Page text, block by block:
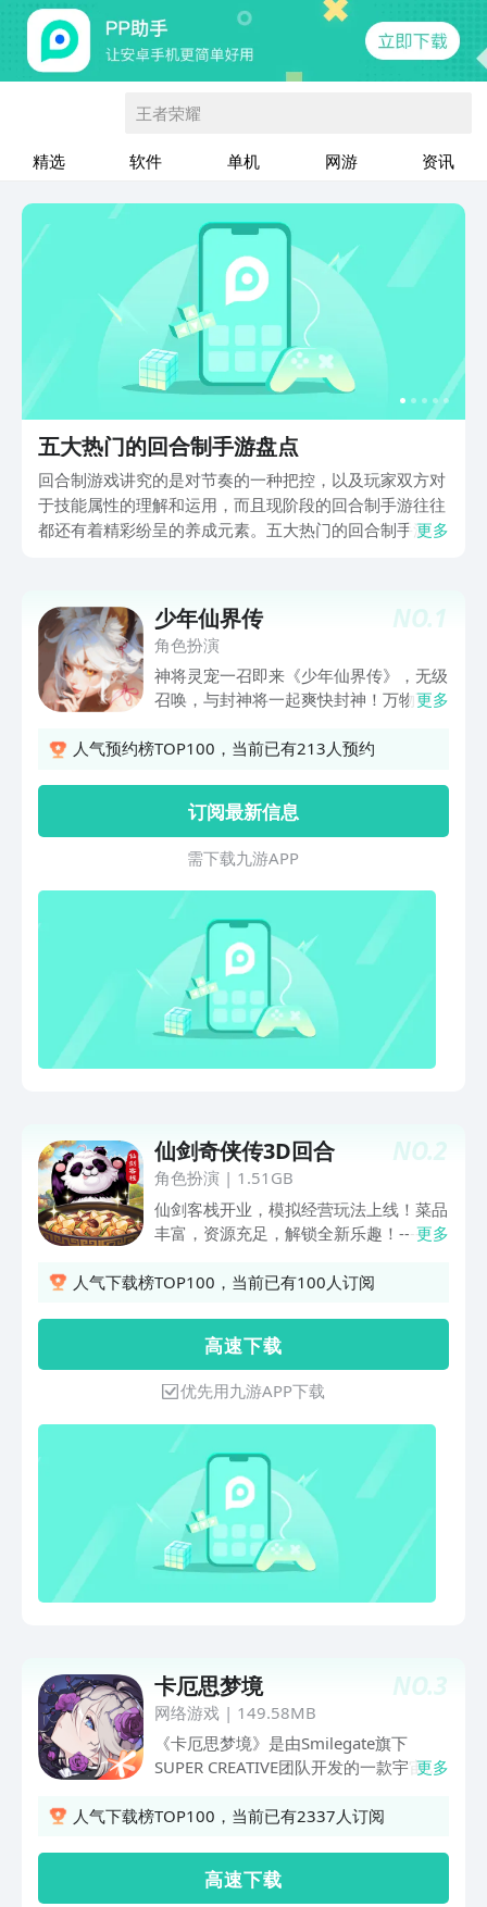
王者荣耀
精选 软件 单机 网游 资讯
五大热门的回合制手游盘点
回合制游戏讲究的是对节奏的一种把控，以及玩家双方对
于技能属性的理解和运用，而且现阶段的回合制手游往往
都还有着精彩纷呈的养成元素。五大热门的回合制手游盘
性价比最高的app了，海量游戏代金券以及成长礼包可以
免费领。
更多
NO.1
少年仙界传
角色扮演
神将灵宠一召即来《少年仙界传》，无级
召唤，与封神将一起爽快封神！万物可爱
以中国封神神话为蓝本，糅合上古神魔传
融合，以玩法创新重塑正统回合制荣光，
匠心重塑国风神话印象，谱写新奇有趣的
少年封神故事。
更多
人气预约榜TOP100，当前已有213人预约
订阅最新信息
需 下 载 九 游 A P P
NO.2
仙剑奇侠传3D回合
角色扮演 | 1.51GB
仙剑客栈开业，模拟经营玩法上线！菜品
丰富，资源充足，解锁全新乐趣！---------
线！1.七日登录送神兵！送神兽！还有超
花费资源大量减少，回归原始怀旧体验！
3.[69级/89级]全新停级玩法，满足不同
玩家娱乐需求，PK、积攒资源两不误。--
---------游戏延续正统mmorpg玩法，回归
回合制游戏最经典畅玩体验！大幅精简游
戏系统，降低学习成本，从手游视角感受
仙剑为几代人带来的美好时光。高福利，
低肝度，回归本真快乐；交易行、PVP、
丰富的社交系统，都可以让你自由释放精
力追逐个人兴趣。首版本两个等级卡点，
可自由选择停留，体验不同阶段乐趣。更
有开服福利、回归大礼等你，8年携手，
更多
人气下载榜TOP100，当前已有100人订阅
高 速 下 载
优先用九游APP下载
NO.3
卡厄思梦境
网络游戏| 149.58MB
《卡厄思梦境》是由Smilegate旗下
SUPER CREATIVE团队开发的一款宇宙黑
仅可以在暗黑深空中探索卡厄思之谜，体
策略与脑力成为拯救命运的底牌！
更多
人气下载榜TOP100，当前已有2337人订阅
高 速 下 载